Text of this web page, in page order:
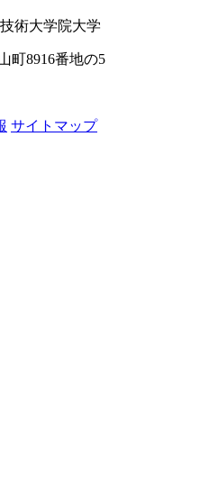
術大学院大学
町8916番地の5
サイトマップ